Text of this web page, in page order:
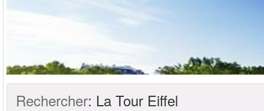
Rechercher: La Tour Eiffel